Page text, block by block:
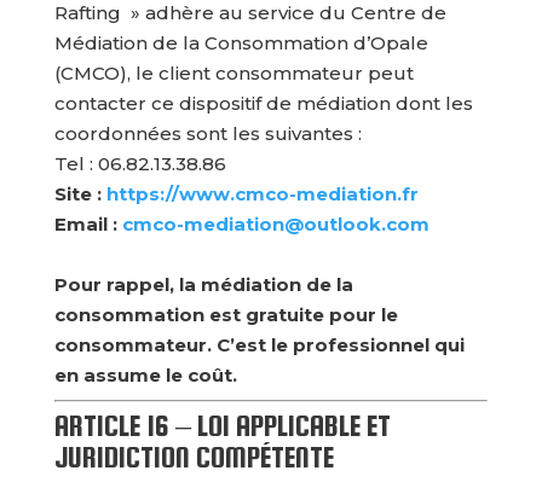
Rafting » adhère au service du Centre de
Médiation de la Consommation d’Opale
(CMCO), le client consommateur peut
contacter ce dispositif de médiation dont les
coordonnées sont les suivantes :
Tel : 06.82.13.38.86
Site : https://www.cmco-mediation.fr
Email : cmco-mediation@outlook.com
Pour rappel, la médiation de la
consommation est gratuite pour le
consommateur. C’est le professionnel qui
en assume le coût.
ARTICLE 16 – LOI APPLICABLE ET
JURIDICTION COMPÉTENTE